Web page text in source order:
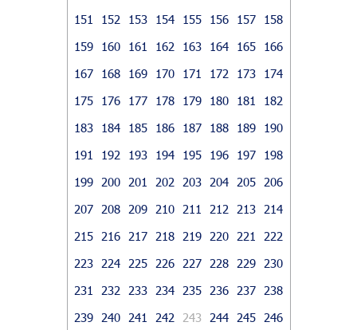
151
152 153 154 155 156 157
158
159
160 161 162 163 164 165
166
167
168 169 170 171 172 173
174
175
176 177 178 179 180 181
182
183
184 185 186 187 188 189
190
191
192 193 194 195 196 197
198
199
200 201 202 203 204 205
206
207
208 209 210 211 212 213
214
215
216 217 218 219 220 221
222
223
224 225 226 227 228 229
230
231
232 233 234 235 236 237
238
239
240 241 242 243 244 245
246